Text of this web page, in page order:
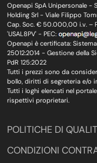
Openapi SpA Unipersonale -
Holding Srl - Viale Filippo
Cap. Soc. € 50.000,00 i.v. –
'USAL8PV' - PEC:
Openapi è certificata:
25012:2014 - Gestione della
PdR 125:2022
Tutti i prezzi sono da
bollo, diritti di segreteria e/o
Tutti i loghi elencati nel
rispettivi proprietari.
POLITICHE DI
CONDIZIONI